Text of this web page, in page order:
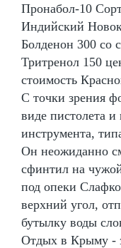
Пронабол-10
Индийский
Болденон 300 со
Тритренол 150
стоимость
С точки зрения
виде пистолета и
инструмента,
Он неожиданно
сфинтил на
под опеки
верхний угол,
бутылку воды
Отдых в Крыму -